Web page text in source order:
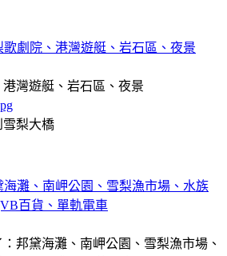
歌劇院、港灣遊艇、岩石區、夜景
灣遊艇、岩石區、夜景
雪梨大橋
海灘、南岬公園、雪梨漁市場、水族
百貨、單軌電車
邦黛海灘、南岬公園、雪梨漁市場、